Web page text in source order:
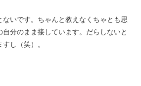
いです。ちゃんと教えなくちゃとも思
分のまま接しています。だらしないと
し（笑）。